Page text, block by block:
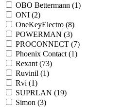
OBO Bettermann (1)
ONI (2)
OneKeyElectro (8)
POWERMAN (3)
PROCONNECT (7)
Phoenix Contact (1)
Rexant (73)
Ruvinil (1)
Rvi (1)
SUPRLAN (19)
Simon (3)